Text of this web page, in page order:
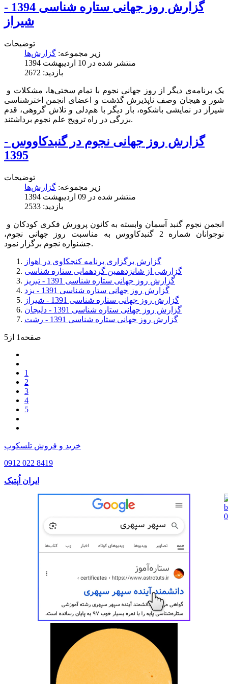
گزارش روز جهانی ستاره شناسی 1394 -
شیراز
توضیحات
زیر مجموعه: گزارش‌ها
منتشر شده در 10 ارديبهشت 1394
بازدید: 2672
شور و هیجان وصف ناپذیرش گذشت و اعضای انجمن اخترشناسی
شیراز در نمایشی باشکوه، بار دیگر با هم‌دلی و تلاش گروهی، قدم
بزرگی در راه ترویج علم نجوم برداشتند.
گزارش روز جهانی نجوم در گنبدکاووس -
1395
توضیحات
زیر مجموعه: گزارش‌ها
منتشر شده در 09 ارديبهشت 1394
بازدید: 2533
نوجوانان شماره 2 گنبدکاووس به مناسبت روز جهانی نجوم،
جشنواره نجوم برگزار نمود.
گزارش برگزاری برنامه کنجکاوی در اهواز
گزارشی از شانزدهمین گردهمایی ستاره شناسی
گزارش روز جهانی ستاره شناسی 1391 - تبریز
گزارش روز جهانی ستاره شناسی 1391 - یزد
گزارش روز جهانی ستاره شناسی 1391 - شیراز
گزارش روز جهانی ستاره شناسی 1391 - دلیجان
گزارش روز جهانی ستاره شناسی 1391 - رشت
صفحه1 از5
1
2
3
4
5
خرید و فروش تلسکوپ
0912 022 8419
ایران اُپتیک